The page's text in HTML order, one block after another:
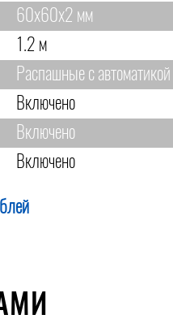
60х60х2 мм
1.2 м
Распашные с
Включено
Включено
Включено